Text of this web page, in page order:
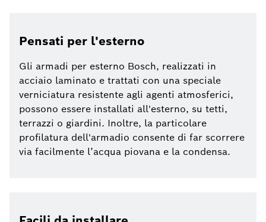
Pensati per l'esterno
Gli armadi per esterno Bosch, realizzati in
acciaio laminato e trattati con una speciale
verniciatura resistente agli agenti atmosferici,
possono essere installati all'esterno, su tetti,
terrazzi o giardini. Inoltre, la particolare
profilatura dell'armadio consente di far scorrere
via facilmente l’acqua piovana e la condensa.